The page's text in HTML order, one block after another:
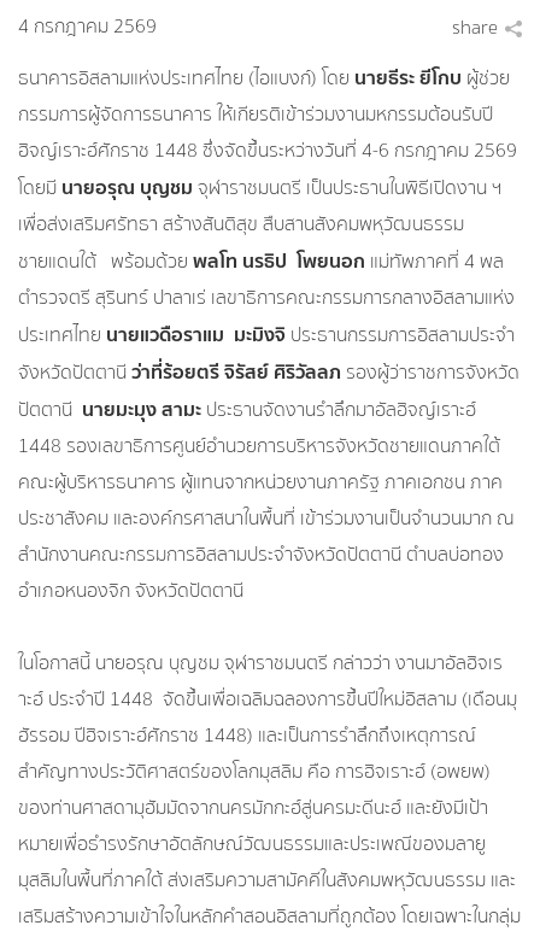
4 กรกฎาคม 2569
share
ธนาคารอิสลามแห่งประเทศไทย (ไอแบงก์) โดย นายธีระ ยีโกบ ผู้ช่วย
กรรมการผู้จัดการธนาคาร ให้เกียรติเข้าร่วมงานมหกรรมต้อนรับปี
ฮิจญ์เราะฮ์ศักราช 1448 ซึ่งจัดขึ้นระหว่างวันที่ 4-6 กรกฎาคม 2569
โดยมี นายอรุณ บุญชม จุฬาราชมนตรี เป็นประธานในพิธีเปิดงาน ฯ
เพื่อส่งเสริมศรัทธา สร้างสันติสุข สืบสานสังคมพหุวัฒนธรรม
ชายแดนใต้ พร้อมด้วย พลโท นรธิป โพยนอก แม่ทัพภาคที่ 4 พล
ตำรวจตรี สุรินทร์ ปาลาเร่ เลขาธิการคณะกรรมการกลางอิสลามแห่ง
ประเทศไทย นายแวดือราแม มะมิงจิ ประธานกรรมการอิสลามประจำ
จังหวัดปัตตานี ว่าที่ร้อยตรี จิรัสย์ ศิริวัลลภ รองผู้ว่าราชการจังหวัด
ปัตตานี นายมะมุง สามะ ประธานจัดงานรำลึกมาอัลฮิจญ์เราะฮ์
1448 รองเลขาธิการศูนย์อำนวยการบริหารจังหวัดชายแดนภาคใต้
คณะผู้บริหารธนาคาร ผู้แทนจากหน่วยงานภาครัฐ ภาคเอกชน ภาค
ประชาสังคม และองค์กรศาสนาในพื้นที่ เข้าร่วมงานเป็นจำนวนมาก ณ
สำนักงานคณะกรรมการอิสลามประจำจังหวัดปัตตานี ตำบลบ่อทอง
อำเภอหนองจิก จังหวัดปัตตานี
ในโอกาสนี้ นายอรุณ บุญชม จุฬาราชมนตรี กล่าวว่า งานมาอัลฮิจเร
าะฮ์ ประจำปี 1448 จัดขึ้นเพื่อเฉลิมฉลองการขึ้นปีใหม่อิสลาม (เดือนมุ
ฮัรรอม ปีฮิจเราะฮ์ศักราช 1448) และเป็นการรำลึกถึงเหตุการณ์
สำคัญทางประวัติศาสตร์ของโลกมุสลิม คือ การฮิจเราะฮ์ (อพยพ)
ของท่านศาสดามุฮัมมัดจากนครมักกะฮ์สู่นครมะดีนะฮ์ และยังมีเป้า
หมายเพื่อธำรงรักษาอัตลักษณ์วัฒนธรรมและประเพณีของมลายู
มุสลิมในพื้นที่ภาคใต้ ส่งเสริมความสามัคคีในสังคมพหุวัฒนธรรม และ
เสริมสร้างความเข้าใจในหลักคำสอนอิสลามที่ถูกต้อง โดยเฉพาะในกลุ่ม